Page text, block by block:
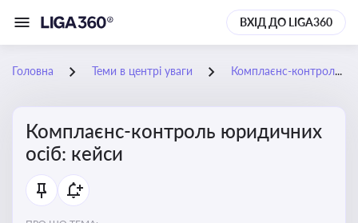
ВХІД ДО LIGA360
Головна Теми в центрі уваги Комплаєнс-контроль юридичних осіб: кейси
Комплаєнс-контроль юридичних
осіб: кейси